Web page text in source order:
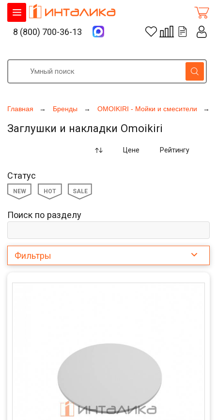
Главная Бренды OMOIKIRI - Мойки и смесители
Заглушки и накладки Omoikiri
Цене Рейтингу
Статус
NEW HOT SALE
Поиск по разделу
Фильтры
8 (800) 700-36-13